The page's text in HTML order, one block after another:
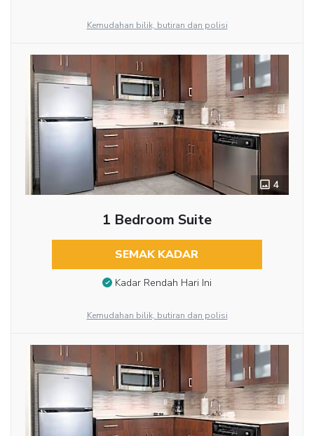
Kemudahan bilik, butiran dan polisi
4
1 Bedroom Suite
SEMAK KADAR
Kadar Rendah Hari Ini
Kemudahan bilik, butiran dan polisi